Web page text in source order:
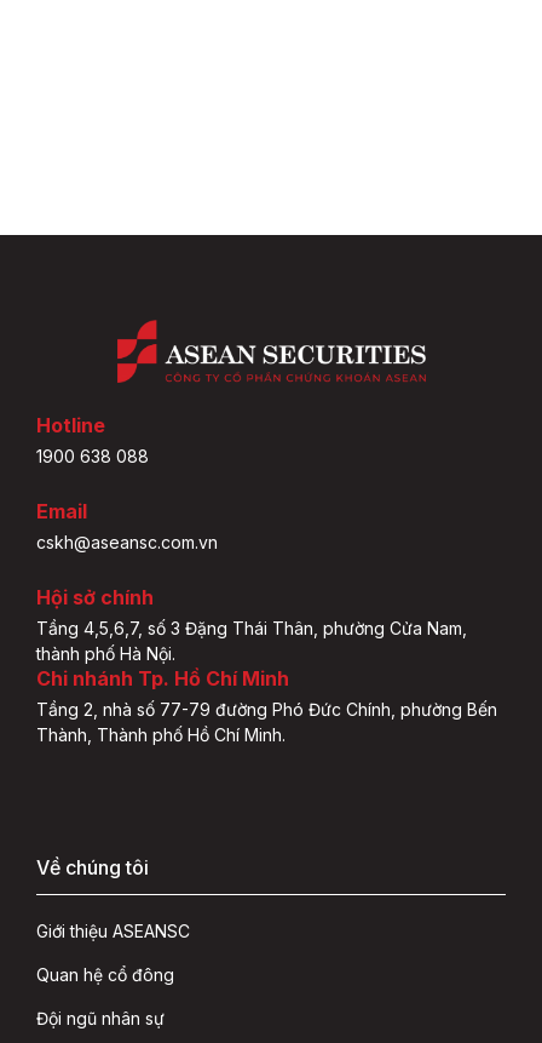
Hotline
1900 638 088
Email
cskh@aseansc.com.vn
Hội sở chính
Tầng 4,5,6,7, số 3 Đặng Thái Thân, phường Cửa Nam,
thành phố Hà Nội.
Chi nhánh Tp. Hồ Chí Minh
Tầng 2, nhà số 77-79 đường Phó Đức Chính, phường Bến
Thành, Thành phố Hồ Chí Minh.
Về chúng tôi
Giới thiệu ASEANSC
Quan hệ cổ đông
Đội ngũ nhân sự